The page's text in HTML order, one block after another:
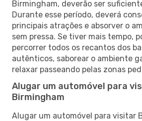
Birmingham, deverão ser
Durante esse período, deverá
principais atrações e absorver o
sem pressa. Se tiver mais tempo,
percorrer todos os recantos dos
autênticos, saborear o ambiente
relaxar passeando pelas zonas
Alugar um automóvel para
Birmingham
Alugar um automóvel para visitar